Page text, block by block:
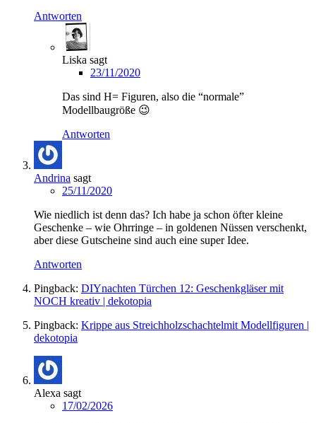
Antworten
Liska sagt
23/11/2020
Das sind H= Figuren, also die “normale”
Modellbaugröße 😉
Antworten
Andrina sagt
25/11/2020
Wie niedlich ist denn das? Ich habe ja schon öfter kleine
Geschenke – wie Ohrringe – in goldenen Nüssen verschenkt,
aber diese Gutscheine sind auch eine super Idee.
Antworten
Pingback: DIYnachten Türchen 12: Geschenkgläser mit
NOCH kreativ | dekotopia
Pingback: Krippe aus Streichholzschachtelmit Modellfiguren |
dekotopia
Alexa sagt
17/02/2026